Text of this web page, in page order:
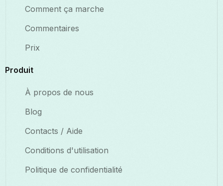
Comment ça marche
Commentaires
Prix
Produit
À propos de nous
Blog
Contacts / Aide
Conditions d'utilisation
Politique de confidentialité